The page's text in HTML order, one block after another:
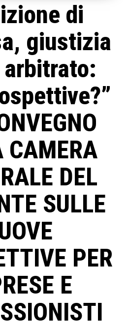
di
giustizia
CAMERA
DEL
SULLE
PER
E